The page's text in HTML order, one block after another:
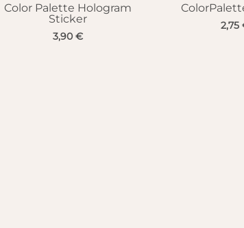
Color Palette Hologram
Sticker
3,90 €
2,75